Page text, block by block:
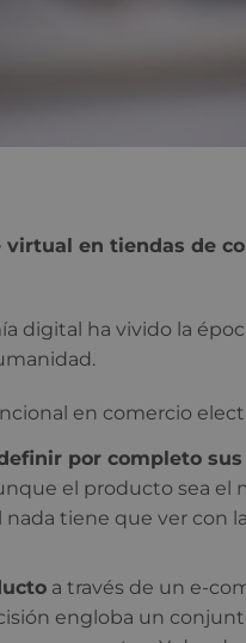
virtual en tiendas de
digital ha vivido la
en comercio
por completo
el producto sea el
tiene que ver con
a través de un e-
engloba un